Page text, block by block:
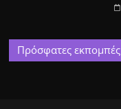
Πρόσφατες εκπομπές